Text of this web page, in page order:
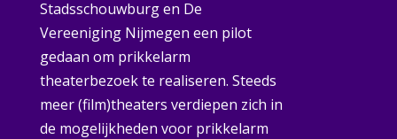
Stadsschouwburg en De
Vereeniging Nijmegen een pilot
gedaan om prikkelarm
theaterbezoek te realiseren. Steeds
meer (film)theaters verdiepen zich in
de mogelijkheden voor prikkelarm